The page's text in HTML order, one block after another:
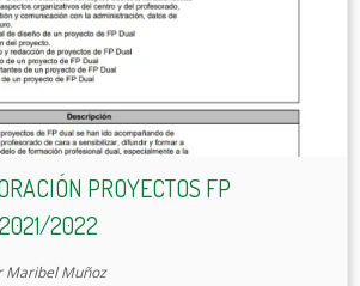
PROYECTOS FP
2022
Maribel Muñoz